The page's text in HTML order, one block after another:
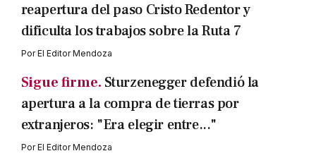
reapertura del paso Cristo Redentor y
dificulta los trabajos sobre la Ruta 7
PorEl Editor Mendoza
Sigue firme. Sturzenegger defendió la
apertura a la compra de tierras por
extranjeros: "Era elegir entre..."
PorEl Editor Mendoza